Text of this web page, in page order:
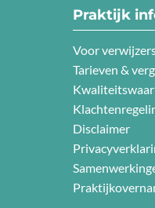
Praktijk
Voor
Tarieven &
Disclaimer